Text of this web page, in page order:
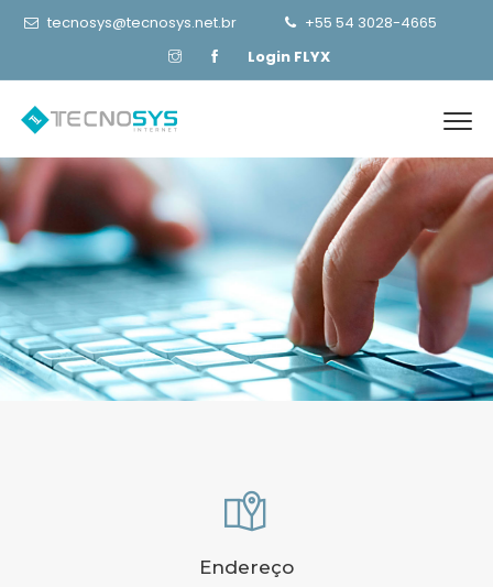
tecnosys@tecnosys.net.br
+55 54 3028-4665
Login FLYX
Endereço